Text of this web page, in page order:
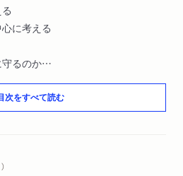
に考える
るのか
――脅威
国益
――軍事力
う
次をすべて読む